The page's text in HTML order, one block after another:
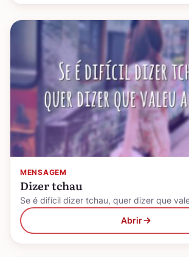
MENSAGEM
Dizer tchau
Se é difícil dizer tchau, quer dizer que
Abrir